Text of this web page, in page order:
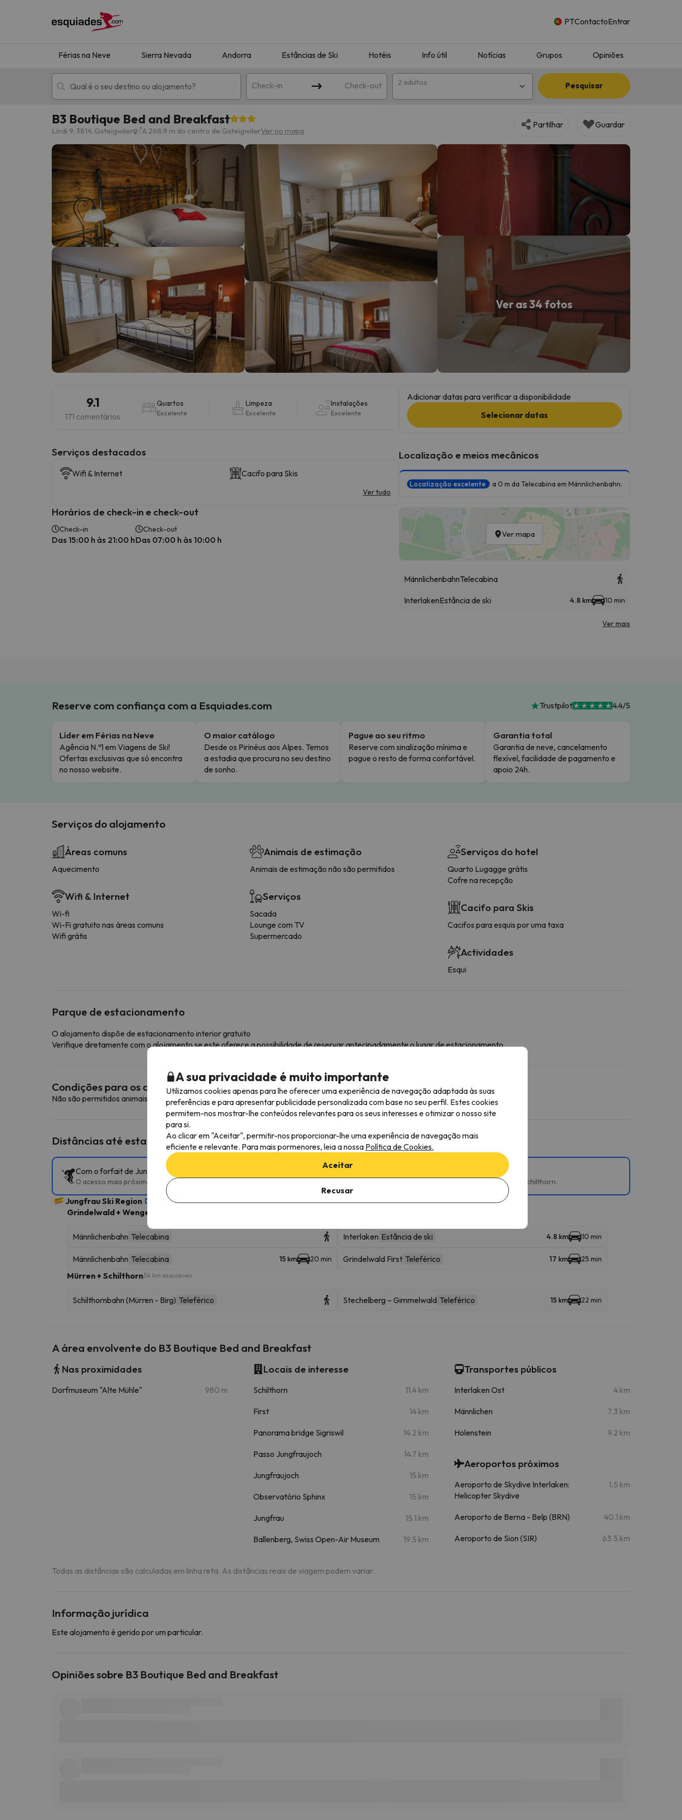
PTContactoEntrar
Férias na Neve Sierra Nevada Andorra Estâncias de Ski Hotéis Info útil Notícias Grupos Opiniões
Check-in Check-out 2 adultos Pesquisar
Férias na neve Hotéis de montanha
Oops, não encontramos nenhum resultado que corresponda à sua pesquisa. Tente modificar o destino.
Bem, parece que o nosso Seeker perdeu o seu caminho. Assim que encontrar a sua bússola, estará de volta.
B3 Boutique Bed and Breakfast
Lindi 9, 3814, Gsteigwiler A 268.9 m do centro de GsteigwilerVer no mapa
Partilhar Guardar
Ver as 34 fotos
9.1
171 comentários
Quartos
Excelente
Limpeza
Excelente
Instalações
Excelente
Serviços destacados
Wifi & Internet Cacifo para Skis
Ver tudo
Horários de check-in e check-out
Check-in
Das 15:00 h às 21:00 h
Check-out
Das 07:00 h às 10:00 h
Adicionar datas para verificar a disponibilidade
Selecionar datas
Localização e meios mecânicos
Localização excelente a 0 m da Telecabina em Männlichenbahn.
Ver mapa
MännlichenbahnTelecabina
InterlakenEstância de ski 4.8 km 10 min
Ver mais
Reserve com confiança com a Esquiades.com Trustpilot 4.4/5
Líder em Férias na Neve
Agência N.º1 em Viagens de Ski!
Ofertas exclusivas que só encontra
no nosso website.
O maior catálogo
Desde os Pirinéus aos Alpes. Temos
a estadia que procura no seu destino
de sonho.
Pague ao seu ritmo
Reserve com sinalização mínima e
pague o resto de forma confortável.
Garantia total
Garantia de neve, cancelamento
flexível, facilidade de pagamento e
apoio 24h.
Serviços do alojamento
Áreas comuns
Aquecimento
Wifi & Internet
Wi-fi
Wi-Fi gratuito nas áreas comuns
Wifi grátis
Animais de estimação
Animais de estimação não são permitidos
Serviços
Sacada
Lounge com TV
Supermercado
Serviços do hotel
Quarto Lugagge grátis
Cofre na recepção
Cacifo para Skis
Cacifos para esquis por uma taxa
Actividades
Esqui
Parque de estacionamento
O alojamento dispõe de estacionamento interior gratuito
Verifique diretamente com o alojamento se este oferece a possibilidade de reservar antecipadamente o lugar de estacionamento.
Condições para os animais de estimação
Não são permitidos animais de estimação neste alojamento.
Distâncias até estações de esqui próximas
Com o forfait de Jungfrau Ski Region, pode aceder a várias estâncias e desfrutar de 103 km de pistas.
O acesso mais próximo às pistas é Männlichenbahn em Grindelwald + Wengen . Também pode esquiar em Grindelwald + Wengen e Mürren + Schilthorn.
Jungfrau Ski Region Dominio esquiável 103 km esquiáveis
Grindelwald + Wengen
Männlichenbahn Telecabina Interlaken Estância de ski 4.8 km 10 min
Männlichenbahn Telecabina 15 km 20 min Grindelwald First Teleférico 17 km 25 min
Mürren + Schilthorn54 km esquiáveis
Schilthornbahn (Mürren - Birg) Teleférico Stechelberg – Gimmelwald Teleférico 15 km 22 min
A área envolvente do B3 Boutique Bed and Breakfast
Nas proximidades
Dorfmuseum "Alte Mühle" 980 m
Locais de interesse
Schilthorn 11.4 km
First 14 km
Panorama bridge Sigriswil 14.2 km
Passo Jungfraujoch 14.7 km
Jungfraujoch 15 km
Observatório Sphinx 15 km
Jungfrau 15.1 km
Ballenberg, Swiss Open-Air Museum 19.5 km
Transportes públicos
Interlaken Ost 4 km
Männlichen 7.3 km
Holenstein 9.2 km
Aeroportos próximos
Aeroporto de Skydive Interlaken:
Helicopter Skydive
1.5 km
Aeroporto de Berna - Belp (BRN) 40.1 km
Aeroporto de Sion (SIR) 63.5 km
Todas as distâncias são calculadas em linha reta. As distâncias reais de viagem podem variar.
Informação jurídica
Este alojamento é gerido por um particular.
Opiniões sobre B3 Boutique Bed and Breakfast
A sua privacidade é muito importante
Utilizamos cookies apenas para lhe oferecer uma experiência de navegação adaptada às suas
preferências e para apresentar publicidade personalizada com base no seu perfil. Estes cookies
permitem-nos mostrar-lhe conteúdos relevantes para os seus interesses e otimizar o nosso site
para si.
Ao clicar em "Aceitar", permitir-nos proporcionar-lhe uma experiência de navegação mais
eficiente e relevante. Para mais pormenores, leia a nossa Política de Cookies.
Aceitar
Recusar